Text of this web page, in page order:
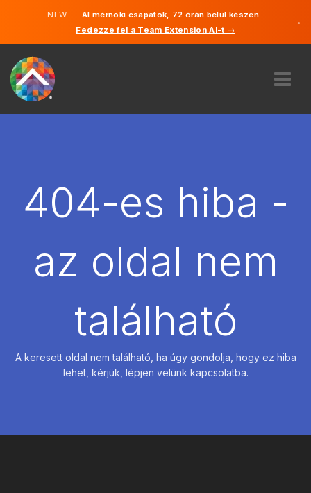
NEW —AI mérnöki csapatok, 72 órán belül készen.
Fedezze fel a Team Extension AI-t →
×
BÉREL
404-es hiba -
az oldal nem
található
A keresett oldal nem található, ha úgy gondolja, hogy ez hiba
lehet, kérjük, lépjen velünk kapcsolatba.